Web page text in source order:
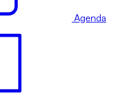
Agenda